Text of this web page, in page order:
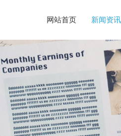
网站首页 新闻资讯